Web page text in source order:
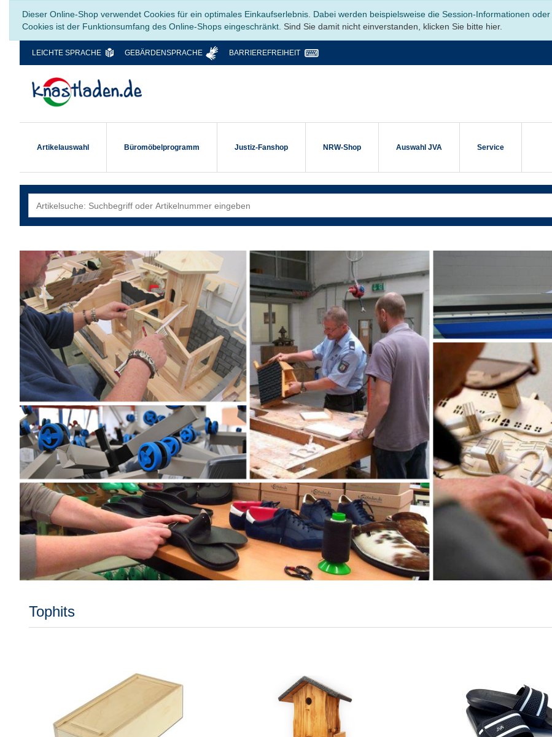
Dieser Online-Shop verwendet Cookies für ein optimales Einkaufserlebnis. Dabei werden beispielsweise die Session-Informationen
Cookies ist der Funktionsumfang des Online-Shops eingeschränkt. Sind Sie damit nicht einverstanden, klicken Sie bitte hier.
LEICHTE SPRACHE GEBÄRDENSPRACHE BARRIEREFREIHEIT
Artikelauswahl Büromöbelprogramm Justiz-Fanshop NRW-Shop Auswahl JVA Service
Tophits